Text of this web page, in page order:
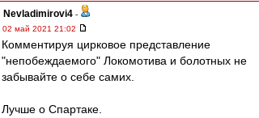
Nevladimirovi4 -
02 май 2021 21:02
Комментируя цирковое представление
"непобеждаемого" Локомотива и болотных не
забывайте о себе самих.
Лучше о Спартаке.